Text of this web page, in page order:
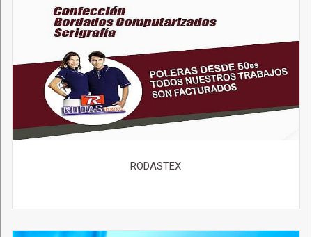
RODASTEX